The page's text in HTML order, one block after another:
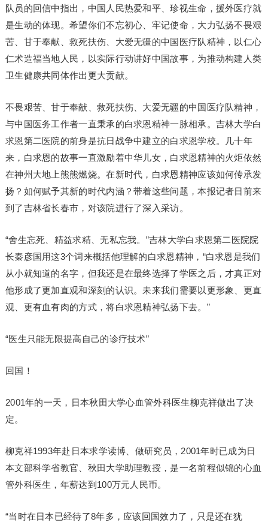
队员的回信中指出，中国人民热爱和平、珍视生命，援外医疗就
是生动的体现。希望你们不忘初心、牢记使命，大力弘扬不畏艰
苦、甘于奉献、救死扶伤、大爱无疆的中国医疗队精神，以仁心
仁术造福当地人民，以实际行动讲好中国故事，为推动构建人类
卫生健康共同体作出更大贡献。
不畏艰苦、甘于奉献、救死扶伤、大爱无疆的中国医疗队精神，
与中国医务工作者一直秉承的白求恩精神一脉相承。吉林大学白
求恩第二医院的前身是抗日战争中建立的白求恩学校。几十年
来，白求恩的故事一直激励着中华儿女，白求恩精神的火炬依然
在神州大地上熊熊燃烧。在新时代，白求恩精神应该如何传承发
扬？如何赋予其新的时代内涵？带着这些问题，本报记者日前来
到了吉林省长春市，对该院进行了深入采访。
“舍生忘死、精益求精、无私忘我。”吉林大学白求恩第二医院院
长秦彦国用这3个词来概括他理解的白求恩精神，“白求恩是我们
从小就知道的名字，但我还是在最终选择了学医之后，才真正对
他形成了更加直观和深刻的认识。未来我们需要以更形象、更直
观、更有血有肉的方式，将白求恩精神弘扬下去。”
“医生只能无限提高自己的诊疗技术”
回国！
2001年的一天，日本秋田大学心血管外科医生柳克祥做出了决
定。
柳克祥1993年赴日本求学读博、做研究员，2001年时已成为日
本文部科学省教官、秋田大学助理教授，是一名前程似锦的心血
管外科医生，年薪达到100万元人民币。
“当时在日本已经待了8年多，应该回国效力了，只是还在犹